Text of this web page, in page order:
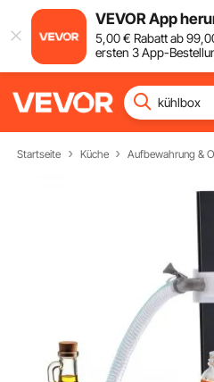
VEVOR App
5,00€ Rabatt ab99
ersten 3 App-
Startseite Küche Aufbewahrung &